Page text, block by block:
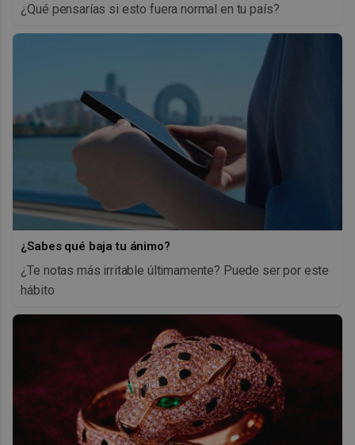
¿Qué pensarías si esto fuera normal en tu país?
¿Sabes qué baja tu ánimo?
¿Te notas más irritable últimamente? Puede ser por este
hábito